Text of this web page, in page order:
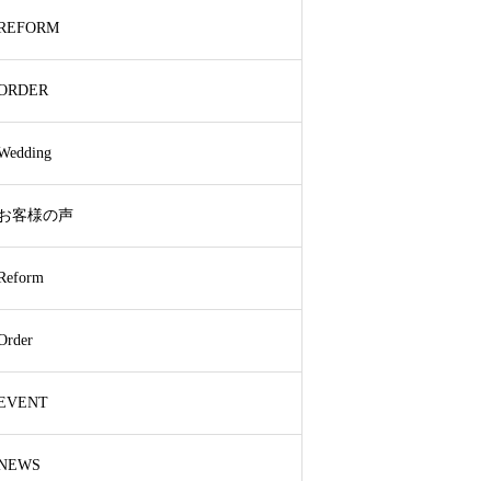
客様の声